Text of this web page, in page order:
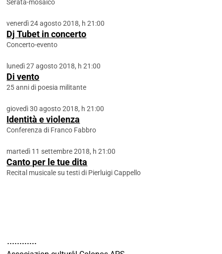
Serata-mosaico
venerdì 24 agosto 2018, h 21:00
Dj Tubet in concerto
Concerto-evento
lunedì 27 agosto 2018, h 21:00
Di vento
25 anni di poesia militante
giovedì 30 agosto 2018, h 21:00
Identità e violenza
Conferenza di Franco Fabbro
martedì 11 settembre 2018, h 21:00
Canto per le tue dita
Recital musicale su testi di Pierluigi Cappello